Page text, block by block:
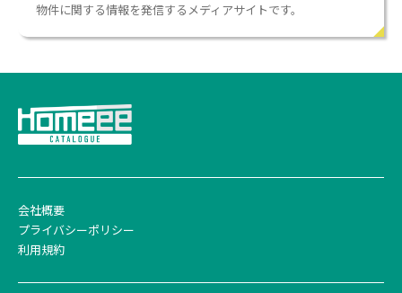
物件に関する情報を発信するメディアサイトです。
会社概要
プライバシーポリシー
利用規約